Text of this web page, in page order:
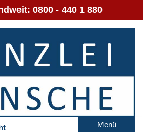
0800 - 440 1 880
Menü